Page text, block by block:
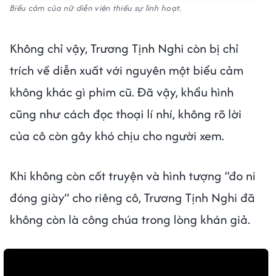
Biểu cảm của nữ diễn viên thiếu sự linh hoạt.
Không chỉ vậy, Trương Tịnh Nghi còn bị chỉ
trích về diễn xuất với nguyên một biểu cảm
không khác gì phim cũ. Đã vậy, khẩu hình
cũng như cách đọc thoại lí nhí, không rõ lời
của cô còn gây khó chịu cho người xem.
Khi không còn cốt truyện và hình tượng “đo ni
đóng giày” cho riêng cô, Trương Tịnh Nghi đã
không còn là công chúa trong lòng khán giả.